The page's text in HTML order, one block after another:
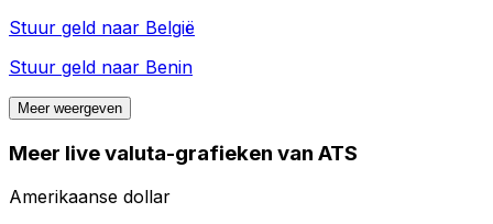
Stuur geld naar België
Stuur geld naar Benin
Meer weergeven
Meer live valuta-grafieken van ATS
Amerikaanse dollar